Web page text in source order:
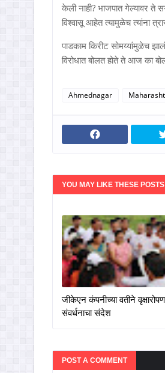
केली नाही? भाजपात गेल्यावर ते
विश्वासू आहेत त्यामुळेच त्यांना
पाडकाम किरीट सोमय्यांमुळेच
विरोधात बोलत होते ते आज का
Ahmednagar
YOU MAY LIKE THESE POSTS
जीकेएन कंपनीच्या वतीने
संवर्धनाचा संदेश
POST A COMMENT